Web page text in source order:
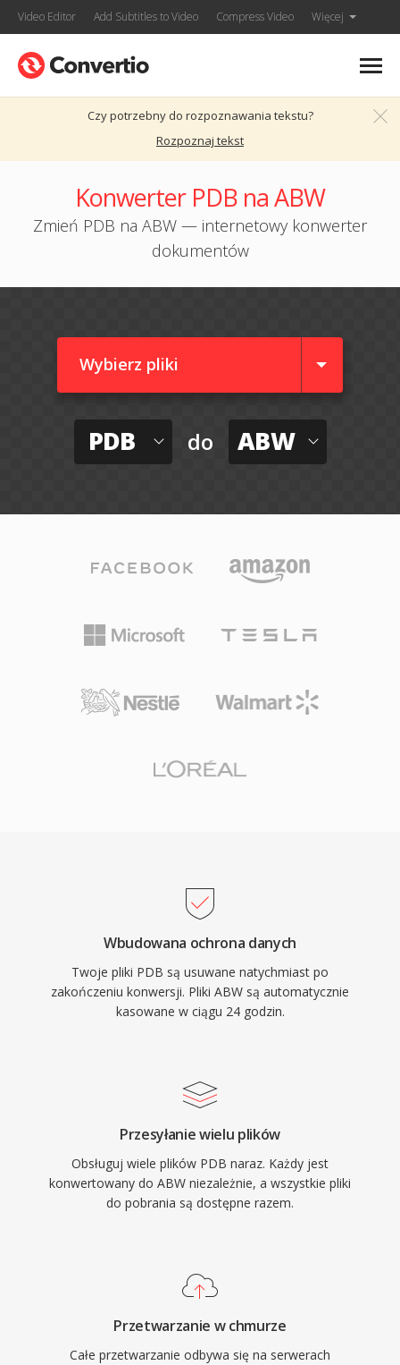
Video Editor Add Subtitles to Video Compress Video Więcej
Czy potrzebny do rozpoznawania tekstu?
Rozpoznaj tekst
Konwerter PDB na ABW
Zmień PDB na ABW — internetowy konwerter
dokumentów
Wybierz pliki
PDB do ABW
Wbudowana ochrona danych
Twoje pliki PDB są usuwane natychmiast po
zakończeniu konwersji. Pliki ABW są automatycznie
kasowane w ciągu 24 godzin.
Przesyłanie wielu plików
Obsługuj wiele plików PDB naraz. Każdy jest
konwertowany do ABW niezależnie, a wszystkie pliki
do pobrania są dostępne razem.
Przetwarzanie w chmurze
Całe przetwarzanie odbywa się na serwerach